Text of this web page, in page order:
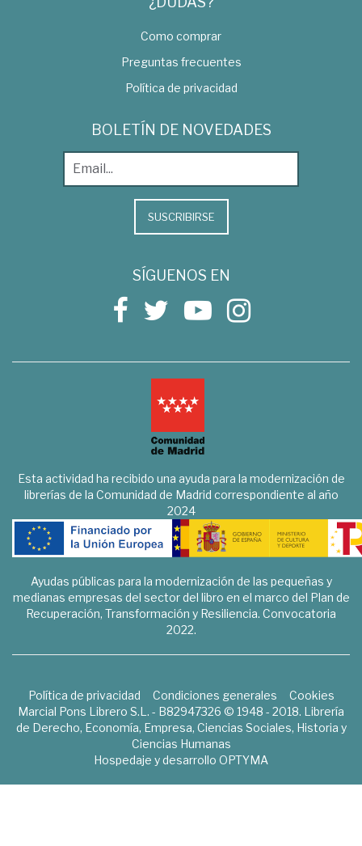
Como comprar
Preguntas frecuentes
Política de privacidad
BOLETÍN DE NOVEDADES
SUSCRIBIRSE
SÍGUENOS EN
Esta actividad ha recibido una ayuda para la modernización de
librerías de la Comunidad de Madrid correspondiente al año
2024
Ayudas públicas para la modernización de las pequeñas y
medianas empresas del sector del libro en el marco del Plan de
Recuperación, Transformación y Resiliencia. Convocatoria
2022.
Política de privacidad Condiciones generales
Cookies
Marcial Pons Librero S.L. - B82947326 © 1948 - 2018. Librería
de Derecho, Economía, Empresa, Ciencias Sociales, Historia y
Ciencias Humanas
Hospedaje y desarrollo OPTYMA